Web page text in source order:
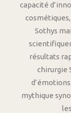
capacité
Sothys
résultats
chirurgie
mythique